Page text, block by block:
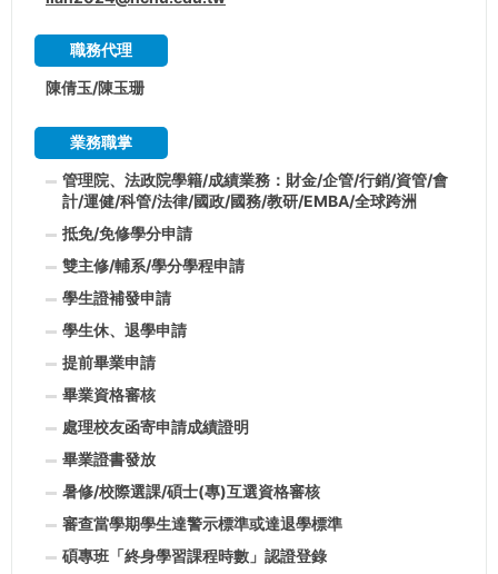
職務代理
陳倩玉/陳玉珊
業務職掌
管理院、法政院學籍/成績業務：財金/企管/行銷/資管/會
計/運健/科管/法律/國政/國務/教研/EMBA/全球跨洲
抵免/免修學分申請
雙主修/輔系/學分學程申請
學生證補發申請
學生休、退學申請
提前畢業申請
畢業資格審核
處理校友函寄申請成績證明
畢業證書發放
暑修/校際選課/碩士(專)互選資格審核
審查當學期學生達警示標準或達退學標準
碩專班「終身學習課程時數」認證登錄